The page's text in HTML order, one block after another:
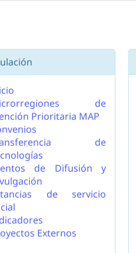
de
Prioritaria MAP
de
de Difusión y
de servicio
Externos